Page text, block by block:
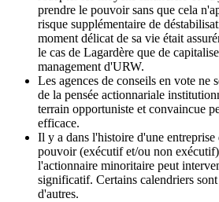
prendre le pouvoir sans que cela
risque supplémentaire de
moment délicat de sa vie était
le cas de Lagardère que de
management d'URW.
Les agences de conseils en vote ne
de la pensée actionnariale
terrain opportuniste et convaincue
efficace.
Il y a dans l'histoire d'une entreprise
pouvoir (exécutif et/ou non
l'actionnaire minoritaire peut
significatif. Certains calendriers
d'autres.